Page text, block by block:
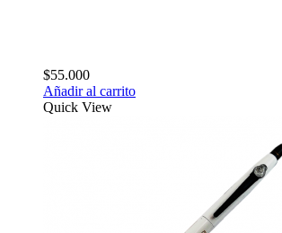
$55.000
Añadir al carrito
Quick View